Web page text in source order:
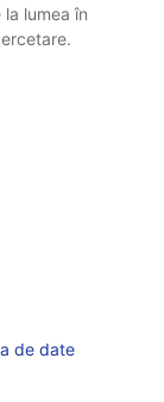
lumea în
de date